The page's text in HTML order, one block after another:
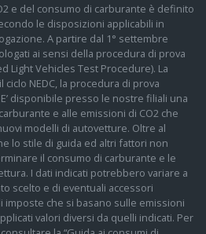
e del consumo di carburante è definito
le disposizioni applicabili in
A partire dal 1° settembre
ai sensi della procedura di prova
Light Vehicles Test Procedure). La
NEDC, la procedura di prova
disponibile presso le nostre filiali una
e alle emissioni di CO2 che
modelli di autovetture. Oltre al
lo stile di guida ed altri fattori non
il consumo di carburante e le
I dati indicati potrebbero variare a
scelto e di eventuali accessori
imposte che si basano sulle emissioni
valori diversi da quelli indicati. Per